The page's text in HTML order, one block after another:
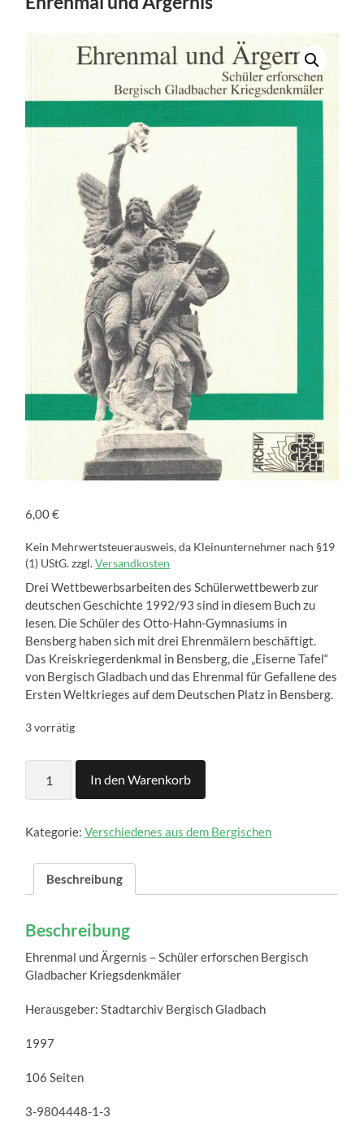
6,00€
Kein Mehrwertsteuerausweis, da Kleinunternehmer nach §19
(1) UStG. zzgl.Versandkosten
Drei Wettbewerbsarbeiten des Schülerwettbewerb zur
deutschen Geschichte 1992/93 sind in diesem Buch zu
lesen. Die Schüler des Otto-Hahn-Gymnasiums in
Bensberg haben sich mit drei Ehrenmälern beschäftigt.
Das Kreiskriegerdenkmal in Bensberg, die „Eiserne Tafel“
von Bergisch Gladbach und das Ehrenmal für Gefallene des
Ersten Weltkrieges auf dem Deutschen Platz in Bensberg.
3 vorrätig
Ehrenmal
Ärgernis
In den Warenkorb
Kategorie:Verschiedenes aus dem Bergischen
Beschreibung
Beschreibung
Ehrenmal und Ärgernis – Schüler erforschen Bergisch
Gladbacher Kriegsdenkmäler
Herausgeber: Stadtarchiv Bergisch Gladbach
1997
106 Seiten
3-9804448-1-3